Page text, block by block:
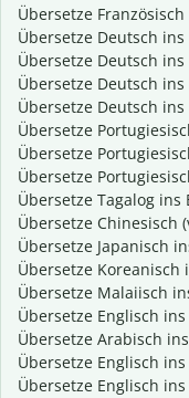
Übersetze
Übersetze Deutsch ins
Übersetze Deutsch ins
Übersetze Deutsch ins
Übersetze Deutsch
Übersetze
Übersetze
Übersetze
Übersetze Tagalog ins
Übersetze Chinesisch
Übersetze Japanisch
Übersetze Koreanisch
Übersetze Malaiisch
Übersetze Englisch
Übersetze Arabisch
Übersetze Englisch
Übersetze Englisch